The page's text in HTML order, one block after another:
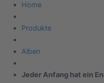
Home
Produkte
Alben
Jeder Anfang hat ein